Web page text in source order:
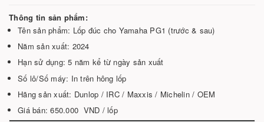
Thông tin sản phẩm:
Tên sản phẩm: Lốp đúc cho Yamaha PG1 (trước & sau)
Năm sản xuất: 2024
Hạn sử dụng: 5 năm kể từ ngày sản xuất
Số lô/Số máy: In trên hông lốp
Hãng sản xuất: Dunlop / IRC / Maxxis / Michelin / OEM
Giá bán: 650.000 VND / lốp